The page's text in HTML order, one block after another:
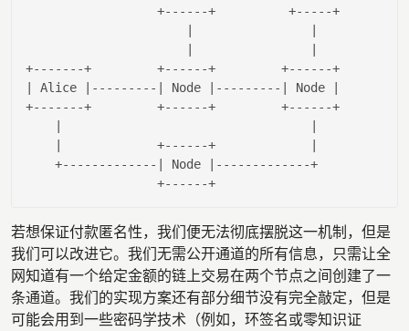
                  +------+          +-----+
|                |
|                |
| Alice | --------- | Node | --------- | Node |
+-------+         +------+         +------+
|                                  |
|             +------+             |
    +-------------
| Node | -------------+
若想保证付款匿名性，我们便无法彻底摆脱这一机制，但是
我们可以改进它。我们无需公开通道的所有信息，只需让全
网知道有一个给定金额的链上交易在两个节点之间创建了一
条通道。我们的实现方案还有部分细节没有完全敲定，但是
可能会用到一些密码学技术（例如，环签名或零知识证